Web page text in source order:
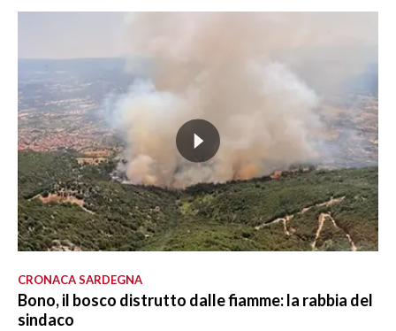
CRONACA SARDEGNA
Bono, il bosco distrutto dalle fiamme: la rabbia del
sindaco